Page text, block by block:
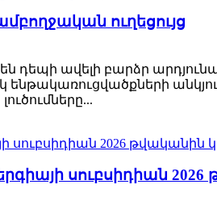
ուղեցույց
ավելի բարձր
սուբսիդիան